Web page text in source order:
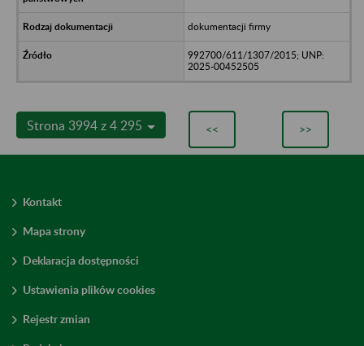
dokumentacji firmy
992700/611/1307/2015; UNP:
2025-00452505
Strona 3994 z 4 295 << >>
Kontakt
Mapa strony
Deklaracja dostępności
Ustawienia plików cookies
Rejestr zmian